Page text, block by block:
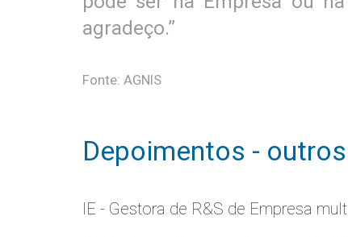
agradeço.”
Fonte: AGNIS
Depoimentos - outros
IE - Gestora de R&S de Empresa